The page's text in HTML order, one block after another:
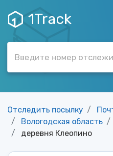
1Track
Отследить посылку
Вологодская область
деревня Клеопино